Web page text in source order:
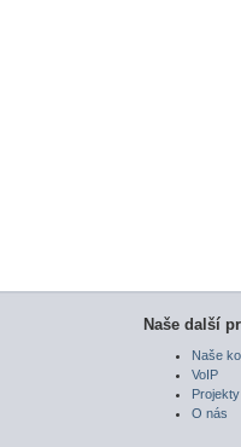
Naše další
Naše
VoIP
Projekty
O nás